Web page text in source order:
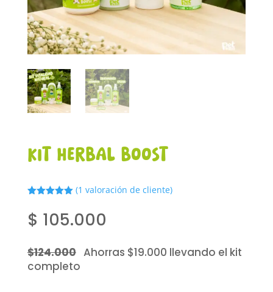
Kit Herbal Boost
con5.00 de
5 en base
a valoración
cliente
(1 valoración de cliente)
$ 105.000
$124.000 Ahorras $19.000 llevando el kit
completo